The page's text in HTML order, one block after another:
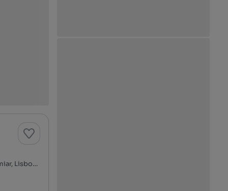
Alto do Lumiar - Quinta das Conchas - Quinta do Lambert, Lumiar, Lisboa, Lisboa